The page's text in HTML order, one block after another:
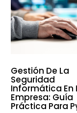
Gestión De La
Seguridad
Informática En
Empresa: Guía
Práctica Para